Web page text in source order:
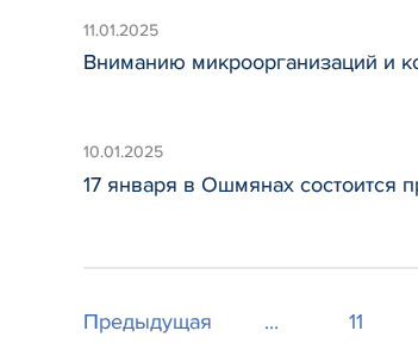
11.01.2025
Вниманию микроорганизаций и
10.01.2025
17 января в Ошмянах состоится
Предыдущая ... 11